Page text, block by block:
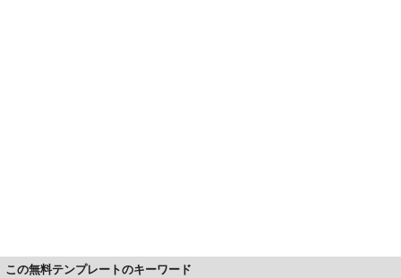
この無料テンプレートのキーワード